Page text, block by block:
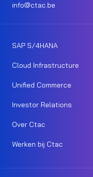
info@ctac.be
SAP S/4HANA
Cloud Infrastructure
Unified Commerce
Investor Relations
Over Ctac
Werken bij Ctac